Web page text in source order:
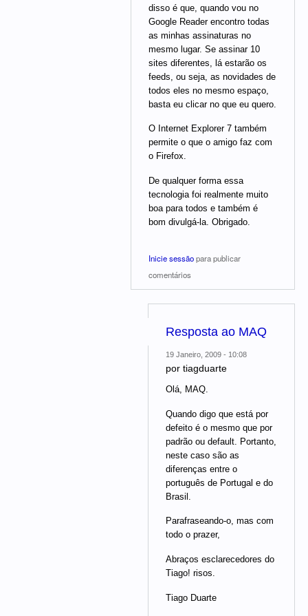
disso é que, quando vou no
Google Reader encontro todas
as minhas assinaturas no
mesmo lugar. Se assinar 10
sites diferentes, lá estarão os
feeds, ou seja, as novidades de
todos eles no mesmo espaço,
basta eu clicar no que eu quero.
O Internet Explorer 7 também
permite o que o amigo faz com
o Firefox.
De qualquer forma essa
tecnologia foi realmente muito
boa para todos e também é
bom divulgá-la. Obrigado.
Inicie sessãopara publicar
comentários
Resposta ao MAQ
19 Janeiro, 2009 - 10:08
por tiagduarte
Olá, MAQ.
Quando digo que está por
defeito é o mesmo que por
padrão ou default. Portanto,
neste caso são as
diferenças entre o
português de Portugal e do
Brasil.
Parafraseando-o, mas com
todo o prazer,
Abraços esclarecedores do
Tiago! risos.
Tiago Duarte